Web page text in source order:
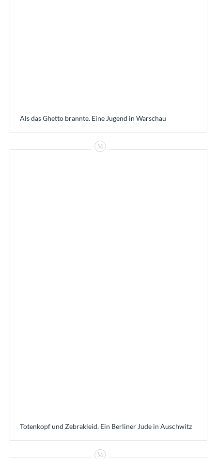
Als das Ghetto brannte. Eine Jugend in Warschau
Totenkopf und Zebrakleid. Ein Berliner Jude in Auschwitz